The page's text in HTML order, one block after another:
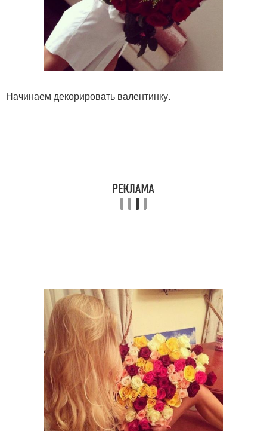
Начинаем декорировать валентинку.